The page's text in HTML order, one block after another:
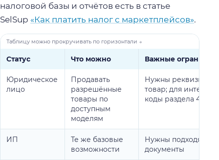
налоговой базы и отчётов есть в статье
SelSup «Как платить налог с маркетплейсов».
Статус Что можно Важные
Юридическое
лицо
Продавать
разрешённые
товары по
доступным
моделям
Нужны реквизиты,
товар; для
коды раздела 47 и
ИП
Те же базовые
возможности
Нужны подходящие
документы